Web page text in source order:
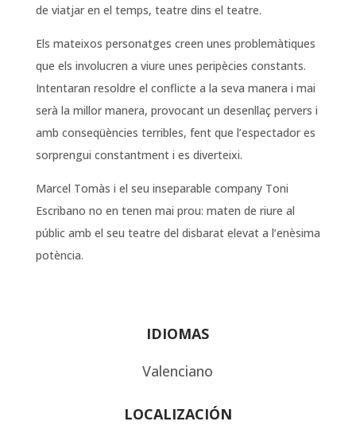
de viatjar en el temps, teatre dins el teatre.
Els mateixos personatges creen unes problemàtiques
que els involucren a viure unes peripècies constants.
Intentaran resoldre el conflicte a la seva manera i mai
serà la millor manera, provocant un desenllaç pervers i
amb conseqüències terribles, fent que l’espectador es
sorprengui constantment i es diverteixi.
Marcel Tomàs i el seu inseparable company Toni
Escribano no en tenen mai prou: maten de riure al
públic amb el seu teatre del disbarat elevat a l’enèsima
potència.
IDIOMAS
Valenciano
LOCALIZACIÓN